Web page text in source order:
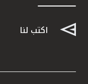
خدمات ما بعد
اكتب لنا